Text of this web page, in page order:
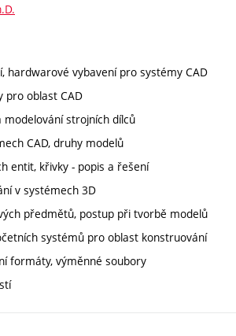
hardwarové vybavení pro systémy CAD
pro oblast CAD
modelování strojních dílců
CAD, druhy modelů
entit, křivky - popis a řešení
v systémech 3D
předmětů, postup při tvorbě modelů
systémů pro oblast konstruování
formáty, výměnné soubory